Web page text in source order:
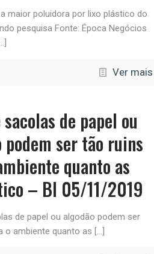
maior poluidora por lixo plástico do
pesquisa Fonte: Época Negócios
Ver mais
de papel ou
podem ser tão ruins
quanto as
– BI 05/11/2019
de papel ou algodão podem ser
o ambiente quanto as […]